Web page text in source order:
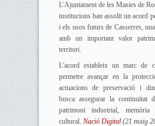
L'Ajuntament de les Masies de
institucions han assolit un acord
i els usos futurs de Casserres,
amb un important valor
territori.
L'acord estableix un marc de
permetre avançar en la
actuacions de preservació i
busca assegurar la continuïtat
patrimoni industrial,
cultural. Nació Digital(21 maig